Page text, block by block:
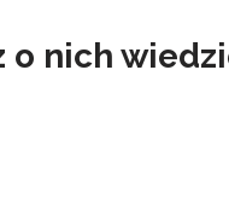
o nich